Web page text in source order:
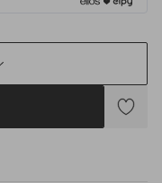
Lägg